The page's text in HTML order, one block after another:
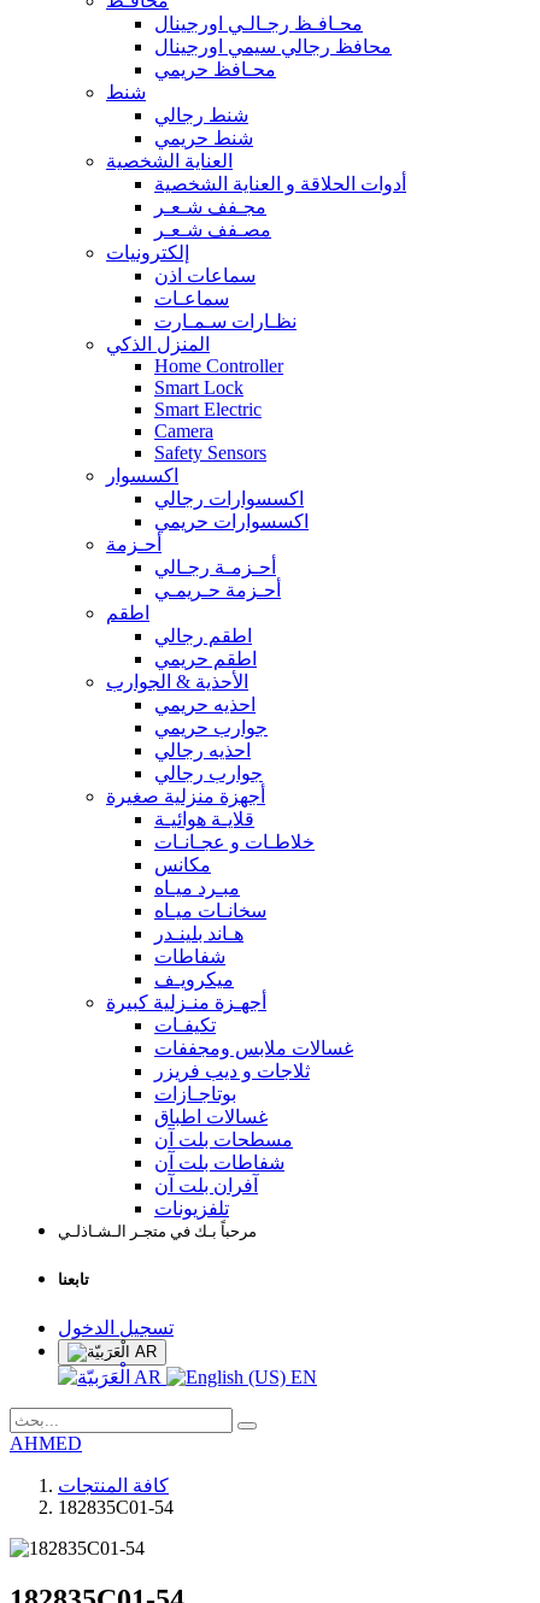
محـافـظ رجـالـي اورجينال
محافظ رجالي سيمي اورجينال
محـافظ حريمي
شنط
شنط رجالي
شنط حريمي
العناية الشخصية
أدوات الحلاقة و العناية الشخصية
مجـفف شـعـر
مصـفف شـعـر
إلكترونيات
سماعات اذن
سماعـات
نظـارات سـمـارت
المنزل الذكي
Home Controller
Smart Lock
Smart Electric
Camera
Safety Sensors
اكسسوار
اكسسوارات رجالي
اكسسوارات حريمي
أحـزمة
أحـزمـة رجـالي
أحـزمة حـريمـي
اطقم
اطقم رجالي
اطقم حريمي
الأحذية & الجوارب
احذيه حريمي
جوارب حريمي
احذيه رجالي
جوارب رجالي
أجهزة منزلية صغيرة
قلايـة هوائيـة
خلاطـات و عجـانـات
مكانس
مبـرد ميـاه
سخانـات ميـاه
هـاند بلينـدر
شفاطات
ميكرويـف
أجهـزة منـزلية كبيرة
تكيفـات
غسالات ملابس ومجففات
ثلاجات و ديب فريزر
بوتاجـازات
غسالات اطباق
مسطحات بلت آن
شفاطات بلت آن
آفران بلت آن
تلفزيونات
مرحباً بـك في متجـر الـشـاذلـي
تابعنا
تسجيل الدخول
AR
AR EN
AHMED
كافة المنتجات
182835C01-54